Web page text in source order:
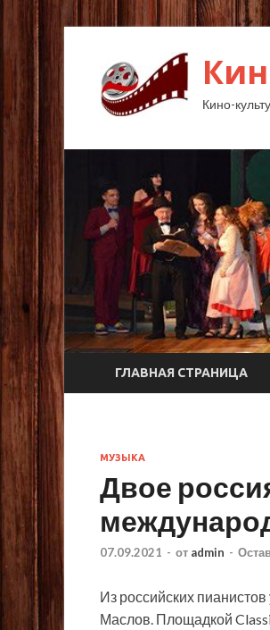
Кино-
ГЛАВНАЯ СТРАНИЦА
МУЗЫКА
Двое
07.09.2021 - от admin -
Из российских
Маслов. Площадкой